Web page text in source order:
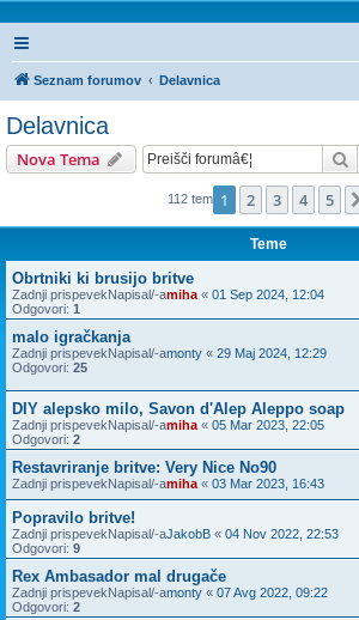
Seznam forumov Delavnica
Delavnica
Nova Tema
112 tem 1 2 3 4 5
Teme
Obrtniki ki brusijo britve
Zadnji prispevekNapisal/-amiha « 01 Sep 2024, 12:04
Odgovori: 1
malo igračkanja
Zadnji prispevekNapisal/-amonty « 29 Maj 2024, 12:29
Odgovori: 25
DIY alepsko milo, Savon d'Alep Aleppo soap
Zadnji prispevekNapisal/-amiha « 05 Mar 2023, 22:05
Odgovori: 2
Restavriranje britve: Very Nice No90
Zadnji prispevekNapisal/-amiha « 03 Mar 2023, 16:43
Popravilo britve!
Zadnji prispevekNapisal/-aJakobB « 04 Nov 2022, 22:53
Odgovori: 9
Rex Ambasador mal drugače
Zadnji prispevekNapisal/-amonty « 07 Avg 2022, 09:22
Odgovori: 2